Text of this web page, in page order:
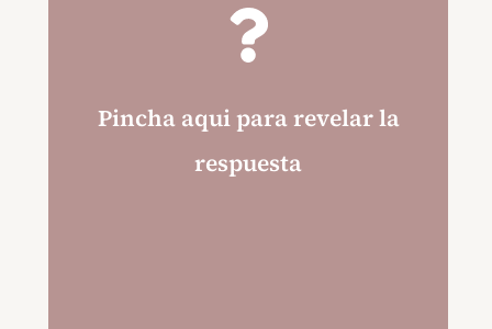
Pincha aqui para revelar la
respuesta